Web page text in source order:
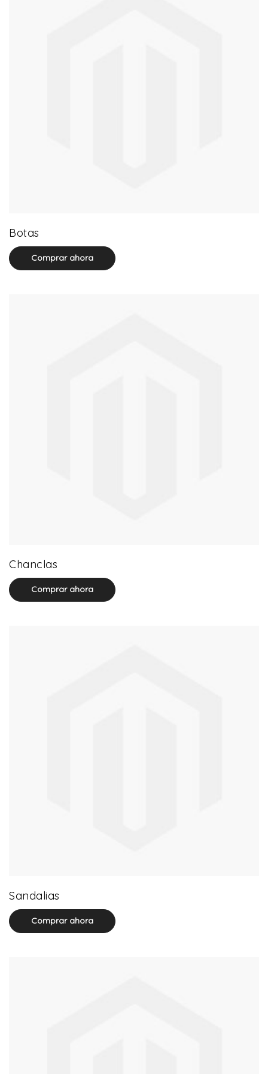
Botas
Comprar ahora
Chanclas
Comprar ahora
Sandalias
Comprar ahora